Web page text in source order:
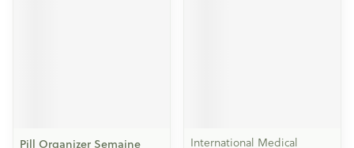
Pill Organizer Semaine
International Medical